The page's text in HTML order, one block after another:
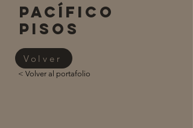
Pacífico
PISOS
Volver
< Volver al portafolio